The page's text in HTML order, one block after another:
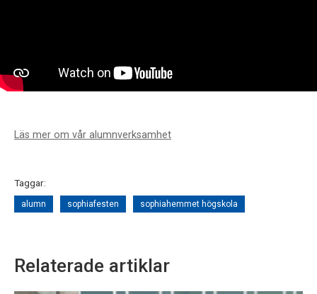
Läs mer om vår alumnverksamhet
Taggar:
alumn sophiafesten sophiahemmet högskola
Relaterade artiklar